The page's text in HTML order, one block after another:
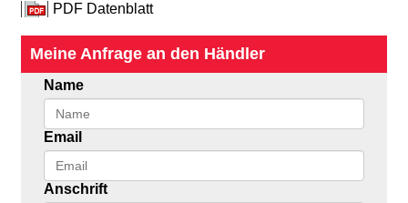
PDF Datenblatt
Meine Anfrage an den Händler
Name
Email
Anschrift